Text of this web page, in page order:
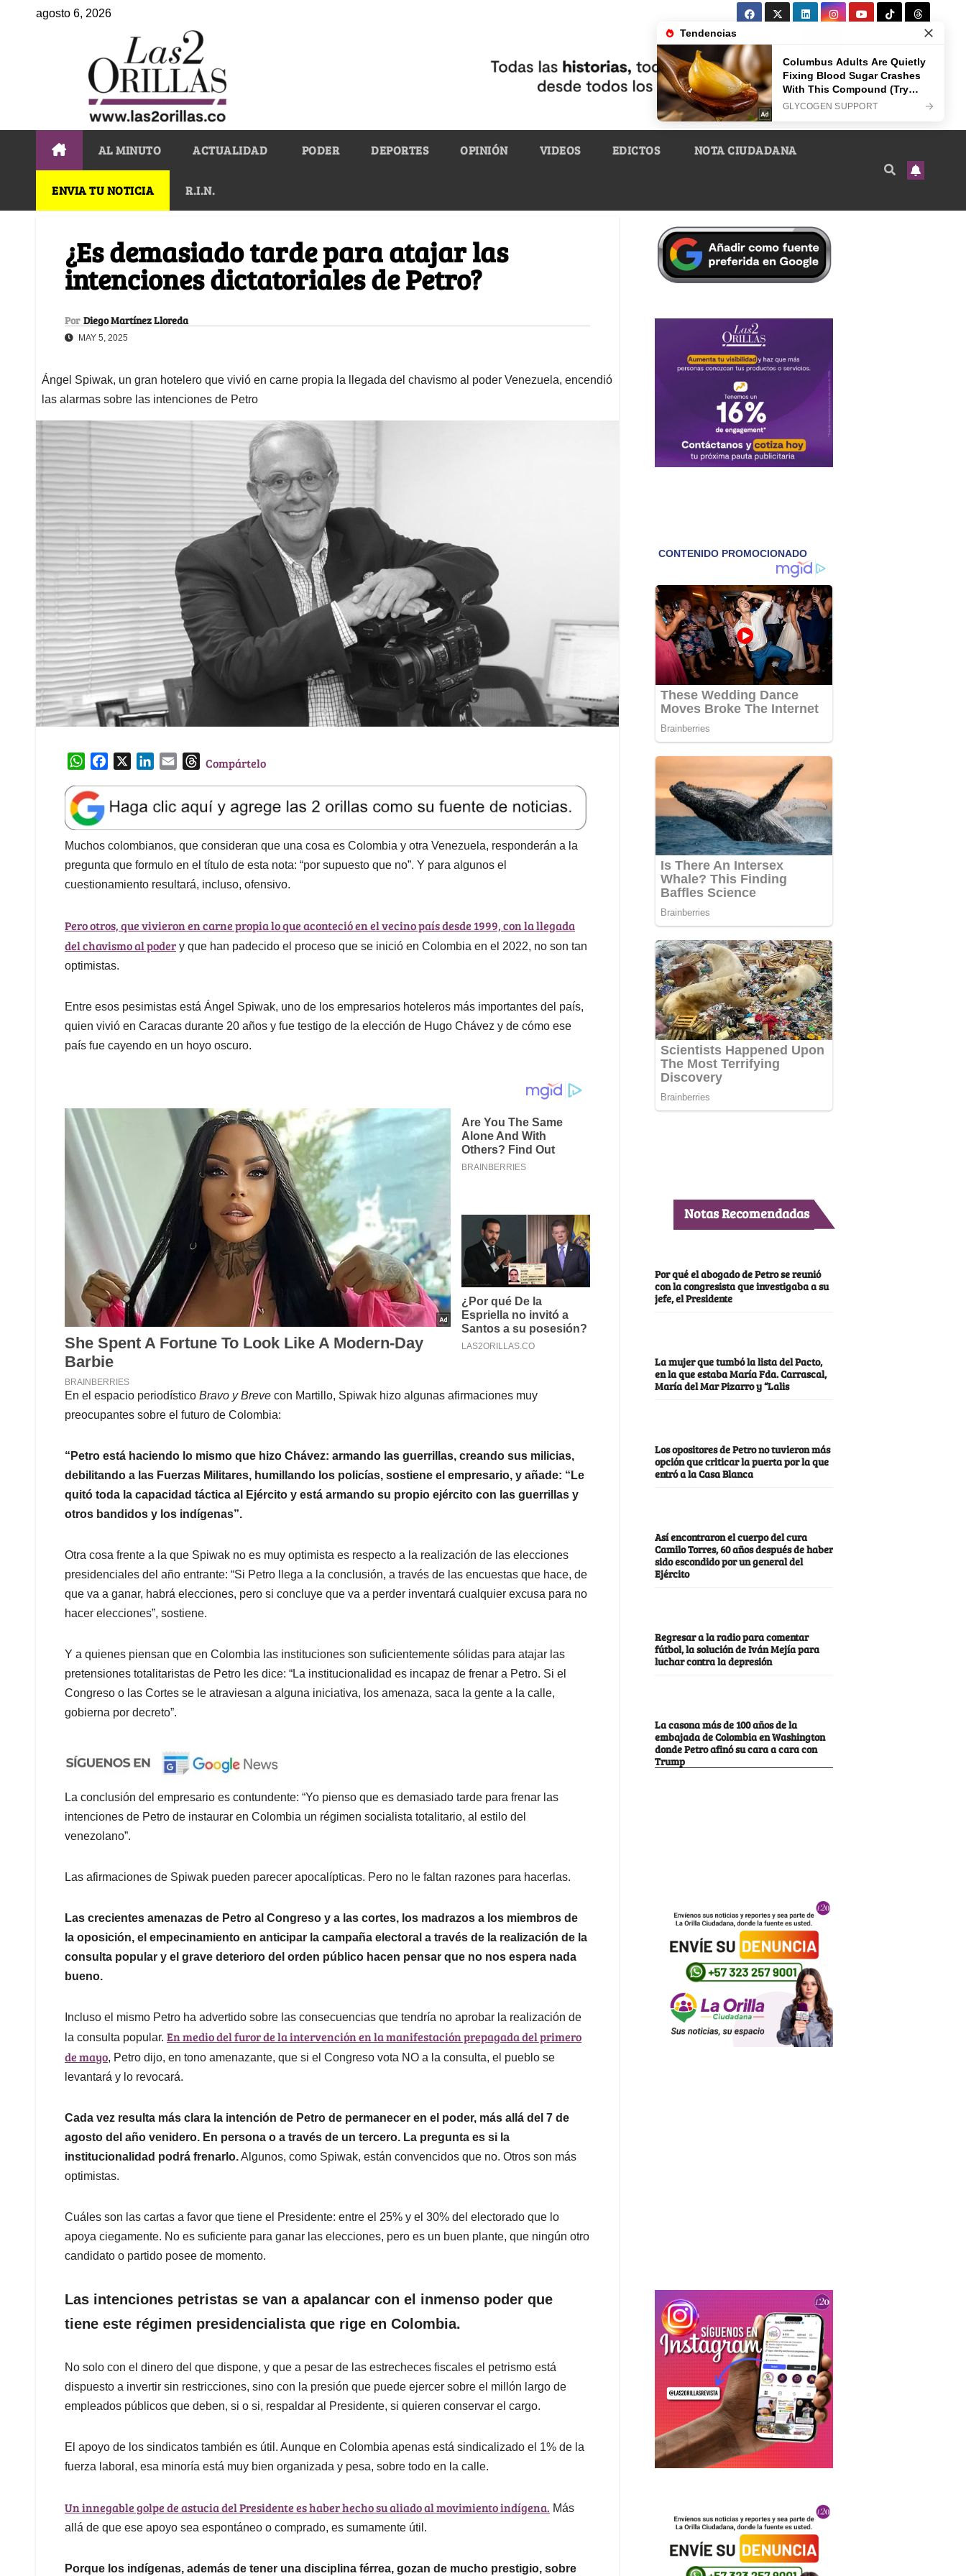
agosto 6, 2026
AL MINUTO ACTUALIDAD PODER DEPORTES OPINIÓN VIDEOS EDICTOS NOTA CIUDADANA
ENVIA TU NOTICIA R.I.N.
¿Es demasiado tarde para atajar las
intenciones dictatoriales de Petro?
Por Diego Martínez Lloreda
MAY 5, 2025
Ángel Spiwak, un gran hotelero que vivió en carne propia la llegada del chavismo al poder Venezuela, encendió
las alarmas sobre las intenciones de Petro
W
a
t
s
A
p
p
e
b
o
o
k
k
e
d
I
n
l
T
e
a
d
s
Compártelo
Muchos colombianos, que consideran que una cosa es Colombia y otra Venezuela, responderán a la
pregunta que formulo en el título de esta nota: “por supuesto que no”. Y para algunos el
cuestionamiento resultará, incluso, ofensivo.
Pero otros, que vivieron en carne propia lo que aconteció en el vecino país desde 1999, con la llegada
del chavismo al poder y que han padecido el proceso que se inició en Colombia en el 2022, no son tan
optimistas.
Entre esos pesimistas está Ángel Spiwak, uno de los empresarios hoteleros más importantes del país,
quien vivió en Caracas durante 20 años y fue testigo de la elección de Hugo Chávez y de cómo ese
país fue cayendo en un hoyo oscuro.
En el espacio periodístico Bravo y Breve con Martillo, Spiwak hizo algunas afirmaciones muy
preocupantes sobre el futuro de Colombia:
“Petro está haciendo lo mismo que hizo Chávez: armando las guerrillas, creando sus milicias,
debilitando a las Fuerzas Militares, humillando los policías, sostiene el empresario, y añade: “Le
quitó toda la capacidad táctica al Ejército y está armando su propio ejército con las guerrillas y
otros bandidos y los indígenas”.
Otra cosa frente a la que Spiwak no es muy optimista es respecto a la realización de las elecciones
presidenciales del año entrante: “Si Petro llega a la conclusión, a través de las encuestas que hace, de
que va a ganar, habrá elecciones, pero si concluye que va a perder inventará cualquier excusa para no
hacer elecciones”, sostiene.
Y a quienes piensan que en Colombia las instituciones son suficientemente sólidas para atajar las
pretensiones totalitaristas de Petro les dice: “La institucionalidad es incapaz de frenar a Petro. Si el
Congreso o las Cortes se le atraviesan a alguna iniciativa, los amenaza, saca la gente a la calle,
gobierna por decreto”.
La conclusión del empresario es contundente: “Yo pienso que es demasiado tarde para frenar las
intenciones de Petro de instaurar en Colombia un régimen socialista totalitario, al estilo del
venezolano”.
Las afirmaciones de Spiwak pueden parecer apocalípticas. Pero no le faltan razones para hacerlas.
Las crecientes amenazas de Petro al Congreso y a las cortes, los madrazos a los miembros de
la oposición, el empecinamiento en anticipar la campaña electoral a través de la realización de la
consulta popular y el grave deterioro del orden público hacen pensar que no nos espera nada
bueno.
Incluso el mismo Petro ha advertido sobre las consecuencias que tendría no aprobar la realización de
la consulta popular. En medio del furor de la intervención en la manifestación prepagada del primero
de mayo, Petro dijo, en tono amenazante, que si el Congreso vota NO a la consulta, el pueblo se
levantará y lo revocará.
Cada vez resulta más clara la intención de Petro de permanecer en el poder, más allá del 7 de
agosto del año venidero. En persona o a través de un tercero. La pregunta es si la
institucionalidad podrá frenarlo.Algunos, como Spiwak, están convencidos que no. Otros son más
optimistas.
Cuáles son las cartas a favor que tiene el Presidente: entre el 25% y el 30% del electorado que lo
apoya ciegamente. No es suficiente para ganar las elecciones, pero es un buen plante, que ningún otro
candidato o partido posee de momento.
Las intenciones petristas se van a apalancar con el inmenso poder que
tiene este régimen presidencialista que rige en Colombia.
No solo con el dinero del que dispone, y que a pesar de las estrecheces fiscales el petrismo está
dispuesto a invertir sin restricciones, sino con la presión que puede ejercer sobre el millón largo de
empleados públicos que deben, si o si, respaldar al Presidente, si quieren conservar el cargo.
El apoyo de los sindicatos también es útil. Aunque en Colombia apenas está sindicalizado el 1% de la
fuerza laboral, esa minoría está muy bien organizada y pesa, sobre todo en la calle.
Un innegable golpe de astucia del Presidente es haber hecho su aliado al movimiento indígena. Más
allá de que ese apoyo sea espontáneo o comprado, es sumamente útil.
Porque los indígenas, además de tener una disciplina férrea, gozan de mucho prestigio, sobre
Notas Recomendadas
Por qué el abogado de Petro se reunió
con la congresista que investigaba a su
jefe, el Presidente
La mujer que tumbó la lista del Pacto,
en la que estaba María Fda. Carrascal,
María del Mar Pizarro y “Lalis
Los opositores de Petro no tuvieron más
opción que criticar la puerta por la que
entró a la Casa Blanca
Así encontraron el cuerpo del cura
Camilo Torres, 60 años después de haber
sido escondido por un general del
Ejército
Regresar a la radio para comentar
fútbol, la solución de Iván Mejía para
luchar contra la depresión
La casona más de 100 años de la
embajada de Colombia en Washington
donde Petro afinó su cara a cara con
Trump